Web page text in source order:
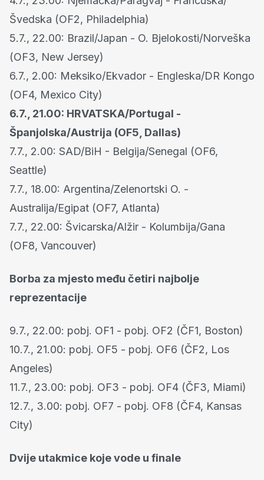
Švedska (OF2, Philadelphia)
5.7., 22.00: Brazil/Japan - O. Bjelokosti/Norveška
(OF3, New Jersey)
6.7., 2.00: Meksiko/Ekvador - Engleska/DR Kongo
(OF4, Mexico City)
6.7., 21.00: HRVATSKA/Portugal -
Španjolska/Austrija (OF5, Dallas)
7.7., 2.00: SAD/BiH - Belgija/Senegal (OF6,
Seattle)
7.7., 18.00: Argentina/Zelenortski O. -
Australija/Egipat (OF7, Atlanta)
7.7., 22.00: Švicarska/Alžir - Kolumbija/Gana
(OF8, Vancouver)
Borba za mjesto među četiri najbolje
reprezentacije
9.7., 22.00: pobj. OF1 - pobj. OF2 (ČF1, Boston)
10.7., 21.00: pobj. OF5 - pobj. OF6 (ČF2, Los
Angeles)
11.7., 23.00: pobj. OF3 - pobj. OF4 (ČF3, Miami)
12.7., 3.00: pobj. OF7 - pobj. OF8 (ČF4, Kansas
City)
Dvije utakmice koje vode u finale